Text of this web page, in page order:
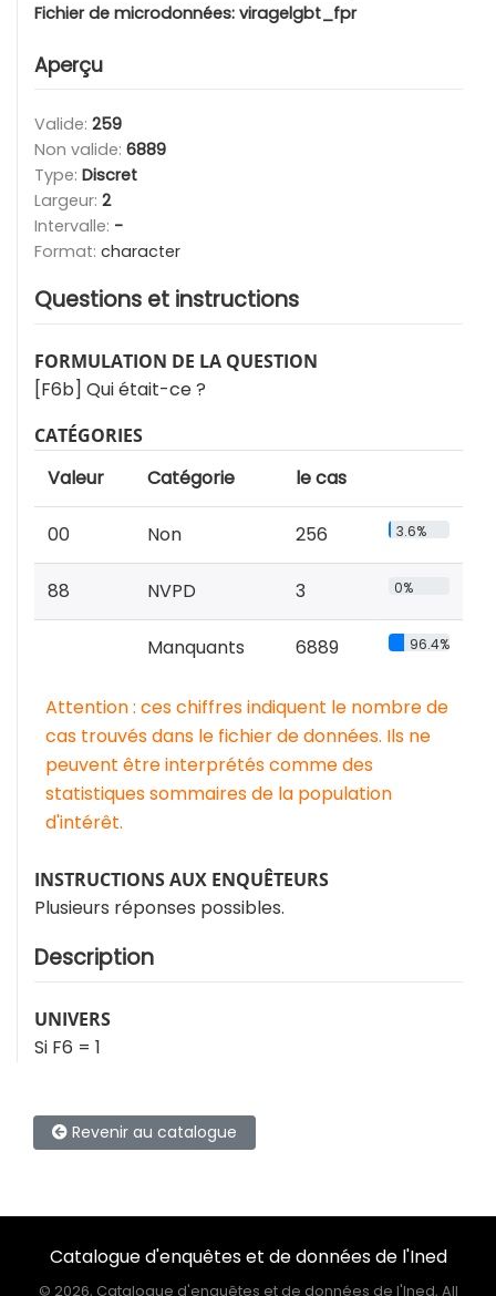
Fichier de microdonnées: viragelgbt_fpr
Aperçu
Valide: 259
Non valide: 6889
Type: Discret
Largeur: 2
Intervalle: -
Format: character
Questions et instructions
FORMULATION DE LA QUESTION
[F6b] Qui était-ce ?
CATÉGORIES
Valeur Catégorie le cas
00 Non 256 3.6%
88 NVPD 3 0%
Manquants 6889 96.4%
Attention : ces chiffres indiquent le nombre de
cas trouvés dans le fichier de données. Ils ne
peuvent être interprétés comme des
statistiques sommaires de la population
d'intérêt.
INSTRUCTIONS AUX ENQUÊTEURS
Plusieurs réponses possibles.
Description
UNIVERS
Si F6 = 1
Revenir au catalogue
Catalogue d'enquêtes et de données de l'Ined
© 2026, Catalogue d'enquêtes et de données de l'Ined, All